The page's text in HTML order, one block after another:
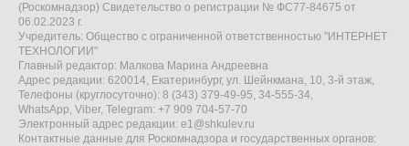
(Роскомнадзор) Свидетельство о регистрации № ФС77-84675 от
06.02.2023 г.
Учредитель: Общество с ограниченной ответственностью "ИНТЕРНЕТ
ТЕХНОЛОГИИ"
Главный редактор: Малкова Марина Андреевна
Адрес редакции: 620014, Екатеринбург, ул. Шейнкмана, 10, 3-й этаж,
Телефоны (круглосуточно): 8 (343) 379-49-95, 34-555-34,
WhatsApp, Viber, Telegram: +7 909 704-57-70
Электронный адрес редакции: e1@shkulev.ru
Контактные данные для Роскомнадзора и государственных органов: